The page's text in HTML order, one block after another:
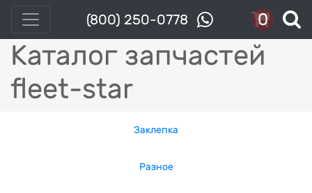
(800) 250-0778 0
Каталог запчастей
fleet-star
Заклепка
Разное